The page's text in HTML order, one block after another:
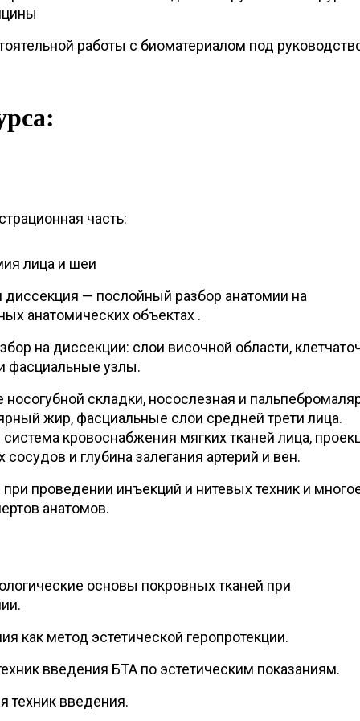
работы с биоматериалом под
часть:
лица и шеи
диссекция — послойный разбор анатомии на
анатомических объектах .
на диссекции: слои височной области,
фасциальные узлы.
складки, носослезная и
жир, фасциальные слои средней трети лица.
кровоснабжения мягких тканей лица,
сосудов и глубина залегания артерий и вен.
проведении инъекций и нитевых техник и
анатомов.
основы покровных тканей при
как метод эстетической геропротекции.
введения БТА по эстетическим показаниям.
техник введения.